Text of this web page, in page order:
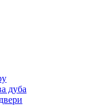
дуба